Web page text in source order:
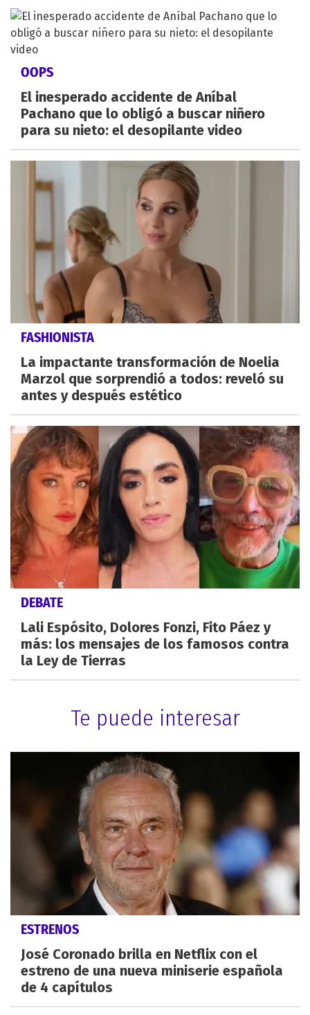
OOPS
El inesperado accidente de Aníbal
Pachano que lo obligó a buscar niñero
para su nieto: el desopilante video
FASHIONISTA
La impactante transformación de Noelia
Marzol que sorprendió a todos: reveló su
antes y después estético
DEBATE
Lali Espósito, Dolores Fonzi, Fito Páez y
más: los mensajes de los famosos contra
la Ley de Tierras
Te puede interesar
ESTRENOS
José Coronado brilla en Netflix con el
estreno de una nueva miniserie española
de 4 capítulos